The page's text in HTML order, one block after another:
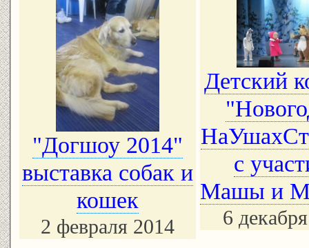
"Догшоу 2014"
выставка собак и
кошек
2 февраля 2014
Детский
с
Машы и
6